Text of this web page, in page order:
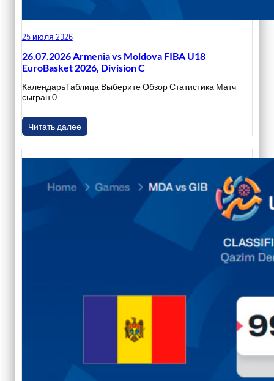
25 июля 2026
26.07.2026 Armenia vs Moldova FIBA U18
EuroBasket 2026, Division C
КалендарьТаблица Выберите Обзор Статистика Матч
сыгран 0
Читать далее